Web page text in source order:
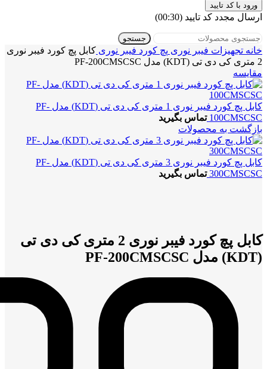
ورود با کد تایید
ارسال مجدد کد تایید (00:
30
)
جستجو
خانه تجهیزات فیبر نوری پچ کورد فیبر نوری کابل پچ کورد فیبر نوری
2 متری کی دی تی (KDT) مدل PF-200CMSCSC
مقایسه
کابل پچ کورد فیبر نوری 1 متری کی دی تی (KDT) مدل PF-
100CMSCSC تماس بگیرید
بازگشت به محصولات
کابل پچ کورد فیبر نوری 3 متری کی دی تی (KDT) مدل PF-
300CMSCSC تماس بگیرید
کابل پچ کورد فیبر نوری 2 متری کی دی تی
(KDT) مدل PF-200CMSCSC